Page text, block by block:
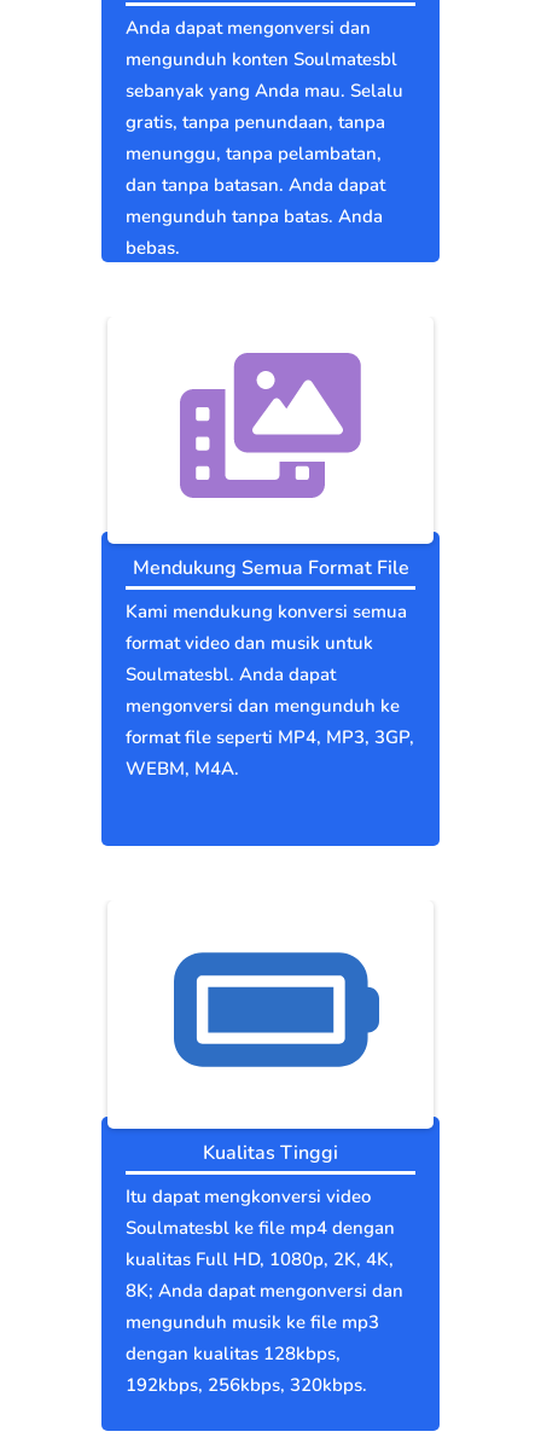
Anda dapat mengonversi dan
mengunduh konten Soulmatesbl
sebanyak yang Anda mau. Selalu
gratis, tanpa penundaan, tanpa
menunggu, tanpa pelambatan,
dan tanpa batasan. Anda dapat
mengunduh tanpa batas. Anda
bebas.
Mendukung Semua Format File
Kami mendukung konversi semua
format video dan musik untuk
Soulmatesbl. Anda dapat
mengonversi dan mengunduh ke
format file seperti MP4, MP3, 3GP,
WEBM, M4A.
Kualitas Tinggi
Itu dapat mengkonversi video
Soulmatesbl ke file mp4 dengan
kualitas Full HD, 1080p, 2K, 4K,
8K; Anda dapat mengonversi dan
mengunduh musik ke file mp3
dengan kualitas 128kbps,
192kbps, 256kbps, 320kbps.